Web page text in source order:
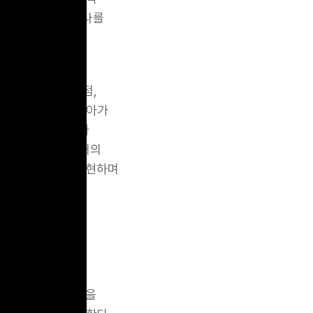
고객은 제품 하나를
에서, 다중 접점,
운 일이며, 더 나아가
제품/서비스가
지하는 것은 거의
여 설계하고 구현하며
다. 기존 고객들을